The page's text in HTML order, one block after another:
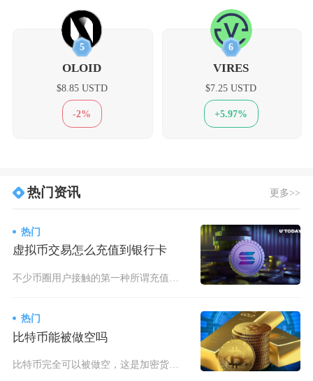
5
OLOID
$8.85 USTD
-2%
6
VIRES
$7.25 USTD
+5.97%
热门资讯 更多>>
热门
虚拟币交易怎么充值到银行卡
热门
比特币能被做空吗
比特币完全可以被做空，这是加密货币市场成熟的基础交易机制，与传统金融市场的做空逻辑一致，通